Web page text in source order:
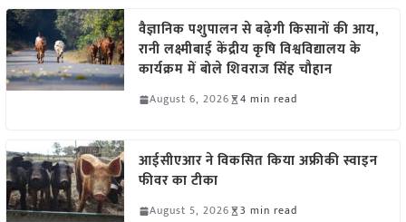
वैज्ञानिक पशुपालन से बढ़ेगी किसानों की आय,
रानी लक्ष्मीबाई केंद्रीय कृषि विश्वविद्यालय के
कार्यक्रम में बोले शिवराज सिंह चौहान
August 6, 2026 4 min read
आईसीएआर ने विकसित किया अफ्रीकी स्वाइन
फीवर का टीका
August 5, 2026 3 min read